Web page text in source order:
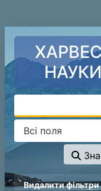
Видалити фільтри